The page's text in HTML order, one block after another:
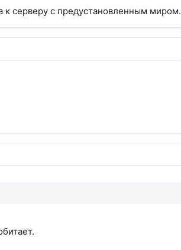
серверу с предустановленным миром.